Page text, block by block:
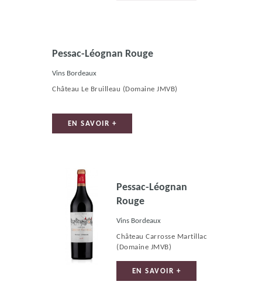
Pessac-Léognan Rouge
Vins Bordeaux
Château Le Bruilleau (Domaine JMVB)
EN SAVOIR +
Pessac-Léognan
Rouge
Vins Bordeaux
Château Carrosse Martillac
(Domaine JMVB)
EN SAVOIR +